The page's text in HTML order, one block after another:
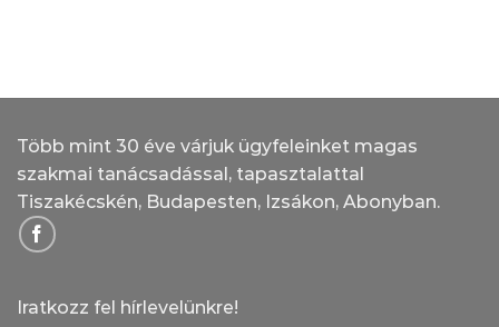
Több mint 30 éve várjuk ügyfeleinket magas
szakmai tanácsadással, tapasztalattal
Tiszakécskén, Budapesten, Izsákon, Abonyban.
Iratkozz fel hírlevelünkre!